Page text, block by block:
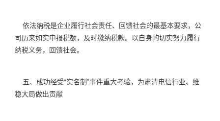
依法纳税是企业履行社会责任、回馈社会的最基本要求，公
司历来如实申报税额，及时缴纳税款。以自身的切实努力履行
纳税义务，回馈社会。
五、成功经受“实名制”事件重大考验，为肃清电信行业、维
稳大局做出贡献